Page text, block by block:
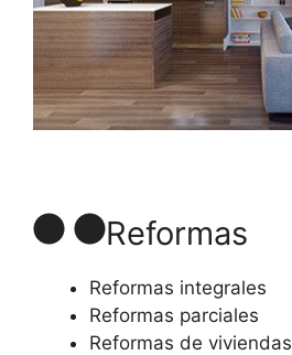
Reformas
Reformas integrales
Reformas parciales
Reformas de viviendas